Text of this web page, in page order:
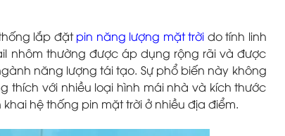
lắp đặtpin năng lượng mặt trời do tính linh
nhôm thường được áp dụng rộng rãi và được
năng lượng tái tạo. Sự phổ biến này không
thích với nhiều loại hình mái nhà và kích thước
hệ thống pin mặt trời ở nhiều địa điểm.